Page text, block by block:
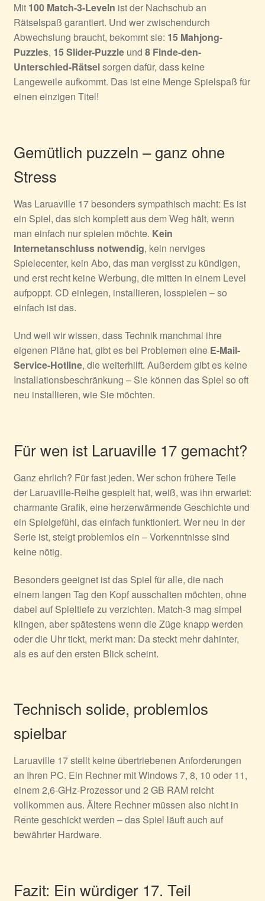
Mit 100 Match-3-Leveln ist der Nachschub an
Rätselspaß garantiert. Und wer zwischendurch
Abwechslung braucht, bekommt sie: 15 Mahjong-
Puzzles, 15 Slider-Puzzleund 8 Finde-den-
Unterschied-Rätselsorgen dafür, dass keine
Langeweile aufkommt. Das ist eine Menge Spielspaß für
einen einzigen Titel!
Gemütlich puzzeln – ganz ohne
Stress
Was Laruaville 17 besonders sympathisch macht: Es ist
ein Spiel, das sich komplett aus dem Weg hält, wenn
man einfach nur spielen möchte. Kein
Internetanschluss notwendig, kein nerviges
Spielecenter, kein Abo, das man vergisst zu kündigen,
und erst recht keine Werbung, die mitten in einem Level
aufpoppt. CD einlegen, installieren, losspielen – so
einfach ist das.
Und weil wir wissen, dass Technik manchmal ihre
eigenen Pläne hat, gibt es bei Problemen eine E-Mail-
Service-Hotline, die weiterhilft. Außerdem gibt es keine
Installationsbeschränkung – Sie können das Spiel so oft
neu installieren, wie Sie möchten.
Für wen ist Laruaville 17 gemacht?
Ganz ehrlich? Für fast jeden. Wer schon frühere Teile
der Laruaville-Reihe gespielt hat, weiß, was ihn erwartet:
charmante Grafik, eine herzerwärmende Geschichte und
ein Spielgefühl, das einfach funktioniert. Wer neu in der
Serie ist, steigt problemlos ein – Vorkenntnisse sind
keine nötig.
Besonders geeignet ist das Spiel für alle, die nach
einem langen Tag den Kopf ausschalten möchten, ohne
dabei auf Spieltiefe zu verzichten. Match-3 mag simpel
klingen, aber spätestens wenn die Züge knapp werden
oder die Uhr tickt, merkt man: Da steckt mehr dahinter,
als es auf den ersten Blick scheint.
Technisch solide, problemlos
spielbar
Laruaville 17 stellt keine übertriebenen Anforderungen
an Ihren PC. Ein Rechner mit Windows 7, 8, 10 oder 11,
einem 2,6-GHz-Prozessor und 2 GB RAM reicht
vollkommen aus. Ältere Rechner müssen also nicht in
Rente geschickt werden – das Spiel läuft auch auf
bewährter Hardware.
Fazit: Ein würdiger 17. Teil